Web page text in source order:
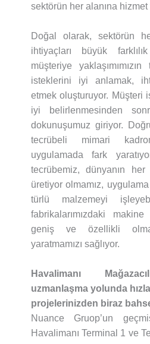
sektörün her alanına
Doğal olarak, sektörün
ihtiyaçları büyük
müşteriye
isteklerini iyi anlamak,
etmek oluşturuyor. Müşteri
iyi belirlenmesinden
dokunuşumuz giriyor.
tecrübeli mimari
uygulamada fark
tecrübemiz, dünyanın her
üretiyor olmamız,
türlü malzemeyi
fabrikalarımızdaki
geniş ve özellikli
yaratmamızı sağlıyor.
Havalimanı
uzmanlaşma yolunda
projelerinizden biraz
Nuance Gruop’un
Havalimanı Terminal 1 ve